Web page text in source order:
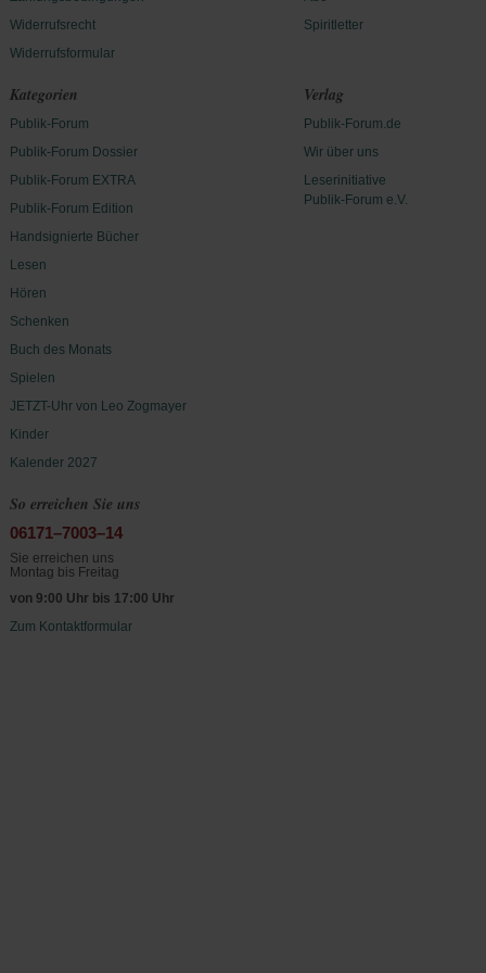
Widerrufsrecht
Widerrufsformular
Spiritletter
Kategorien
Publik-Forum
Publik-Forum Dossier
Publik-Forum EXTRA
Publik-Forum Edition
Handsignierte Bücher
Lesen
Hören
Schenken
Buch des Monats
Spielen
JETZT-Uhr von Leo Zogmayer
Kinder
Kalender 2027
Verlag
Publik-Forum.de
Wir über uns
Leserinitiative
Publik-Forum e.V.
So erreichen Sie uns
06171–7003–14
Sie erreichen uns
Montag bis Freitag
von 9:00 Uhr bis 17:00 Uhr
Zum Kontaktformular